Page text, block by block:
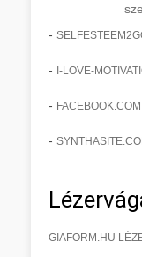
-
- I-LOVE-
-
-
GIAFORM.HU